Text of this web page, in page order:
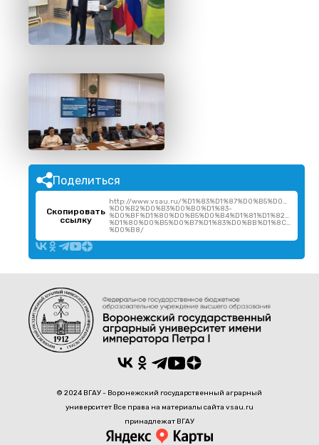
Поделиться
Скопировать
ссылку
http://www.vsau.ru/
%D0%B2%D0%B3%D0%B0%D1%83-
%D0%B8/
© 2024 ВГАУ - Воронежский государственный аграрный
университет Все права на материалы сайта vsau.ru
принадлежат ВГАУ